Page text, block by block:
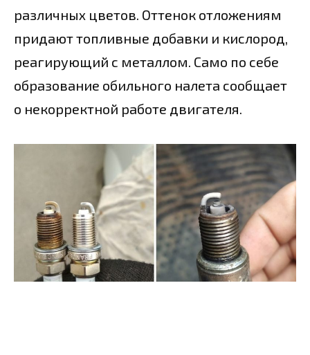
различных цветов. Оттенок отложениям
придают топливные добавки и кислород,
реагирующий с металлом. Само по себе
образование обильного налета сообщает
о некорректной работе двигателя.